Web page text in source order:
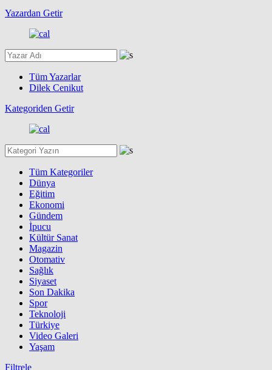
Yazardan Getir
Tüm Yazarlar
Dilek Cenikut
Kategoriden Getir
Tüm Kategoriler
Dünya
Eğitim
Ekonomi
Gündem
İpucu
Kültür Sanat
Magazin
Otomativ
Sağlık
Siyaset
Son Dakika
Spor
Teknoloji
Türkiye
Video Galeri
Yaşam
Filtrele